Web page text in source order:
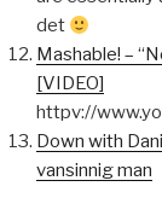
det
Mashable! –
[VIDEO]
httpv://
Down with
vansinnig man